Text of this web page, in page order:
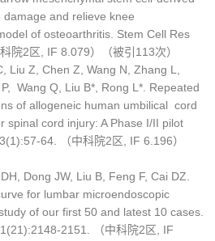
and relieve knee
of osteoarthritis. Stem Cell Res
院2区, IF 8.079）（被引113次）
Liu Z, Chen Z, Wang N, Zhang L,
Wang Q, Liu B*, Rong L*. Repeated
of allogeneic human umbilical cord
spinal cord injury: A Phase I/II pilot
64. （中科院2区, IF 6.196）
Dong JW, Liu B, Feng F, Cai DZ.
for lumbar microendoscopic
of our first 50 and latest 10 cases.
2151. （中科院2区, IF